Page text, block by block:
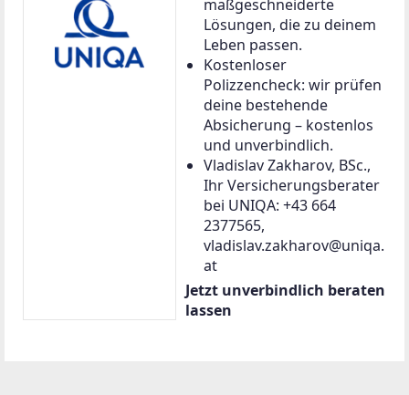
maßgeschneiderte
Lösungen, die zu deinem
Leben passen.
Kostenloser
Polizzencheck: wir prüfen
deine bestehende
Absicherung – kostenlos
und unverbindlich.
Vladislav Zakharov, BSc.,
Ihr Versicherungsberater
bei UNIQA: +43 664
2377565,
vladislav.zakharov@uniqa.
at
Jetzt unverbindlich beraten
lassen